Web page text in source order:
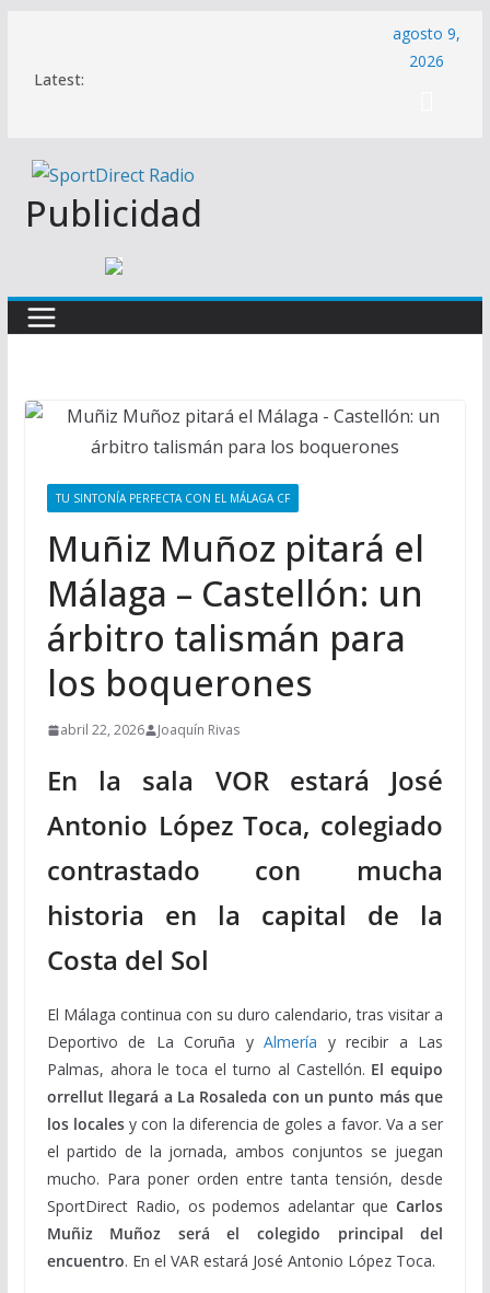
contenido
Latest:
agosto 9,
2026
Publicidad
TU SINTONÍA PERFECTA CON EL MÁLAGA CF
Muñiz Muñoz pitará el
Málaga – Castellón: un
árbitro talismán para
los boquerones
abril 22, 2026 Joaquín Rivas
En la sala VOR estará José
Antonio López Toca, colegiado
contrastado con mucha
historia en la capital de la
Costa del Sol
El Málaga continua con su duro calendario, tras visitar a
Deportivo de La Coruña yAlmería y recibir a Las
Palmas, ahora le toca el turno al Castellón. El equipo
orrellut llegará a La Rosaleda con un punto más que
los localesy con la diferencia de goles a favor. Va a ser
el partido de la jornada, ambos conjuntos se juegan
mucho. Para poner orden entre tanta tensión, desde
SportDirect Radio, os podemos adelantar queCarlos
Muñiz Muñoz será el colegido principal del
encuentro. En el VAR estará José Antonio López Toca.